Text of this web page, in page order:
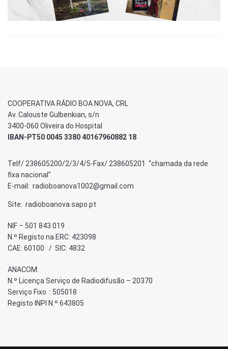
COOPERATIVA RÁDIO BOA NOVA, CRL
Av. Calouste Gulbenkian, s/n
3400-060 Oliveira do Hospital
IBAN-PT50 0045 3380 40167960882 18
Telf/ 238605200/2/3/4/5-Fax/ 238605201 “chamada da rede
fixa nacional”
E-mail: radioboanova1002@gmail.com
Site: radioboanova.sapo.pt
NIF – 501 843 019
N.º Registo na ERC: 423098
CAE: 60100 / SIC: 4832
ANACOM:
N.º Licença Serviço de Radiodifusão – 20370
Serviço Fixo : 505018
Registo INPI N.º 643805